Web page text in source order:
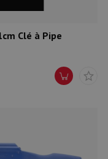
Clé à Pipe